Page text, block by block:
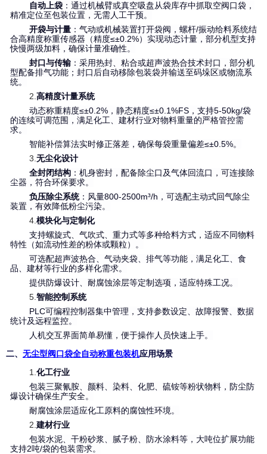
自动上袋 ：通过机械臂或真空吸盘从袋库存中抓取空阀口袋，
精准定位至包装位置，无需人工干预。
开袋与计量 ：气动或机械装置打开袋阀，螺杆/振动给料系统结
合高精度称重传感器（精度≤±0.2%）实现动态计量，部分机型支持
快慢两级加料，确保计量准确性。
封口与传输 ：采用热封、粘合或超声波热合技术封口，部分机
型配备排气功能；封口后自动移除包装袋并输送至码垛区或物流系
统。
2. 高精度计量系统
动态称重精度≤±0.2%，静态精度≤±0.1%FS，支持5-50kg/袋
的连续可调范围，满足化工、建材行业对物料重量的严格管控需
求。
智能补偿算法实时修正落差，确保每袋重量偏差≤±0.5%。
3. 无尘化设计
全封闭结构 ：机身密封，配备除尘口及气体回流口，可连接除
尘器，符合环保要求。
负压除尘系统 ：风量800-2500m³/h，可选配主动式回气除尘
装置，有效降低粉尘污染。
4. 模块化与定制化
支持螺旋式、气吹式、重力式等多种给料方式，适应不同物料
特性（如流动性差的粉体或颗粒）。
可选配超声波热合、气动夹袋、排气等功能，满足化工、食
品、建材等行业的多样化需求。
提供防爆设计、耐腐蚀涂层等定制选项，适应特殊工况。
5. 智能控制系统
PLC可编程控制器集中管理，支持参数设定、故障报警、数据
统计及远程监控。
人机交互界面简单易懂，便于操作人员快速上手。
二、 无尘型阀口袋全自动称重包装机应用场景
1. 化工行业
包装三聚氰胺、颜料、染料、化肥、硫铵等粉状物料，防尘防
爆设计确保生产安全。
耐腐蚀涂层适应化工原料的腐蚀性环境。
2. 建材行业
包装水泥、干粉砂浆、腻子粉、防水涂料等，大吨位扩展功能
支持2吨/袋的包装需求。